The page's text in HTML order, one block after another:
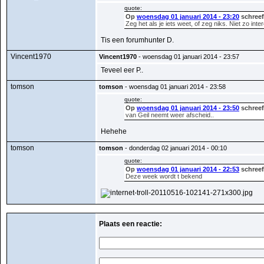
quote:
Op woensdag 01 januari 2014 - 23:20
Zeg het als je iets weet, of zeg niks. Niet zo
Tis een forumhunter D.
Vincent1970
Vincent1970 - woensdag 01 januari 2014 - 23:57
Teveel eer P..
tomson
tomson - woensdag 01 januari 2014 - 23:58
quote:
Op woensdag 01 januari 2014 - 23:50
van Geil neemt weer afscheid..
Hehehe
tomson
tomson - donderdag 02 januari 2014 - 00:10
quote:
Op woensdag 01 januari 2014 - 22:53
Deze week wordt t bekend
Plaats een reactie: